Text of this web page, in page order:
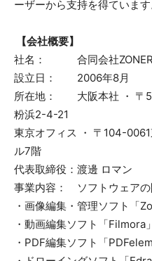
ーザーから支持を得ています
【会社概要】
社名： 合同会社ZONER
設立日： 2006年8月
所在地： 大阪本社 ・ 〒
粉浜2-4-21
東京オフィス ・ 〒104-
ル7階
代表取締役：渡邊 ロマン
事業内容： ソフトウェアの
・画像編集・管理ソフト「
・動画編集ソフト「Filmora」
・PDF編集ソフト「